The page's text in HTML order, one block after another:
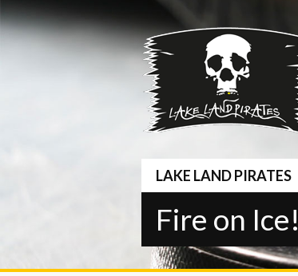
Springe
zum
Inhalt
LAKE LAND PIRATES
Fire on Ice!